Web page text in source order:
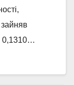
0,1310…